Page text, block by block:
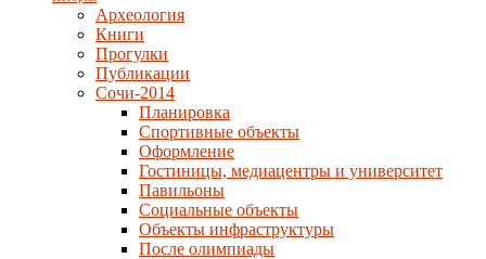
Археология
Книги
Прогулки
Публикации
Сочи-2014
Планировка
Спортивные объекты
Оформление
Гостиницы, медиацентры и университет
Павильоны
Социальные объекты
Объекты инфраструктуры
После олимпиады